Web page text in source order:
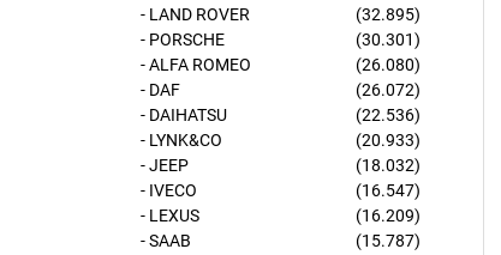
- LAND ROVER
(32.895)
- PORSCHE
(30.301)
- ALFA ROMEO
(26.080)
- DAF
(26.072)
- DAIHATSU
(22.536)
- LYNK&CO
(20.933)
- JEEP
(18.032)
- IVECO
(16.547)
- LEXUS
(16.209)
- SAAB
(15.787)